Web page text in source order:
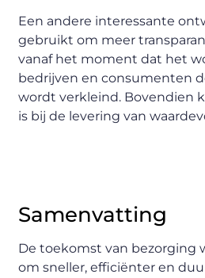
Een andere interessante
gebruikt om meer
vanaf het moment dat het
bedrijven en consumenten
wordt verkleind. Bovendien
is bij de levering van
Samenvatting
De toekomst van bezorging
om sneller, efficiënter en